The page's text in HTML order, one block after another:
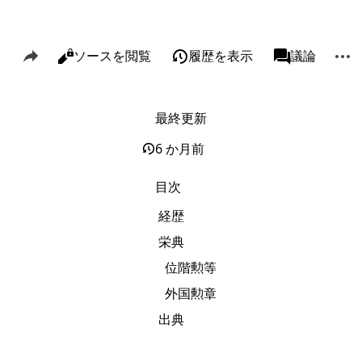
このページを共有
表示
閲覧ソースを閲覧 履歴を表示 associated-
ページ議論
リンク元
関連ページの更新状況
ページ情報
このページを引用
短縮URLを取得する
最終更新
6 か月前
目次
経歴
栄典
位階勲等
外国勲章
出典